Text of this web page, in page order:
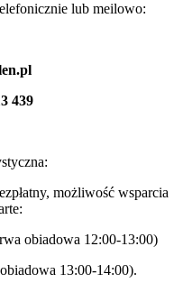
lub meilowo:
439
możliwość wsparcia
obiadowa 12:00-13:00)
13:00-14:00).